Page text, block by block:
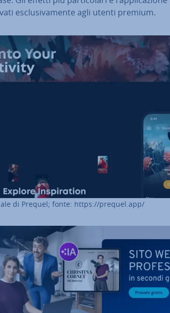
esclu­si­va­men­te agli utenti premium.
di Prequel; fonte: https://prequel.app/